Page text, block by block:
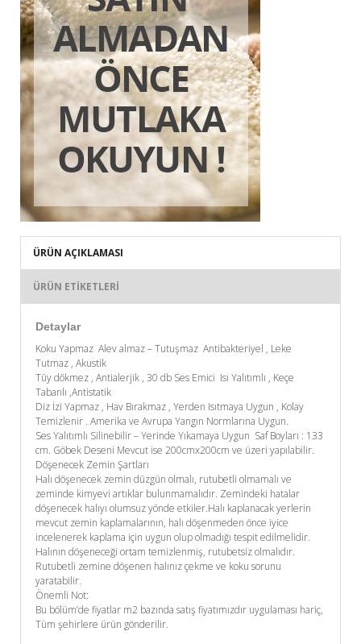
ÜRÜN AÇIKLAMASI
ÜRÜN ETIKETLERI
Detaylar
Koku Yapmaz Alev almaz – Tutuşmaz Antibakteriyel , Leke
Tutmaz , Akustik
Tüy dökmez , Antialerjik , 30 db Ses Emici Isı Yalıtımlı , Keçe
Tabanlı ,Antistatik
Diz İzi Yapmaz , Hav Bırakmaz , Yerden Isıtmaya Uygun , Kolay
Temizlenir . Amerika ve Avrupa Yangın Normlarına Uygun.
Ses Yalıtımlı Silinebilir – Yerinde Yıkamaya Uygun Saf Boyları : 133
cm. Göbek Deseni Mevcut ise 200cmx200cm ve üzeri yapılabilir.
Döşenecek Zemin Şartları
Halı döşenecek zemin düzgün olmalı, rutubetli olmamalı ve
zeminde kimyevi artıklar bulunmamalıdır. Zemindeki hatalar
döşenecek halıyı olumsuz yönde etkiler.Halı kaplanacak yerlerin
mevcut zemin kaplamalarının, halı döşenmeden önce iyice
incelenerek kaplama için uygun olup olmadığı tespit edilmelidir.
Halının döşeneceği ortam temizlenmiş, rutubetsiz olmalıdır.
Rutubetli zemine döşenen halınız çekme ve koku sorunu
yaratabilir.
Önemli Not:
Bu bölüm’de fiyatlar m2 bazında satış fiyatımızdır uygulaması hariç,
Tüm şehirlere ürün gönderilir.